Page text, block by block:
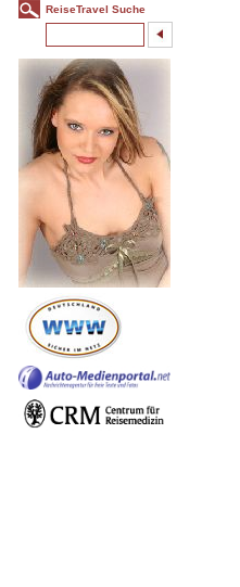
ReiseTravel Suche